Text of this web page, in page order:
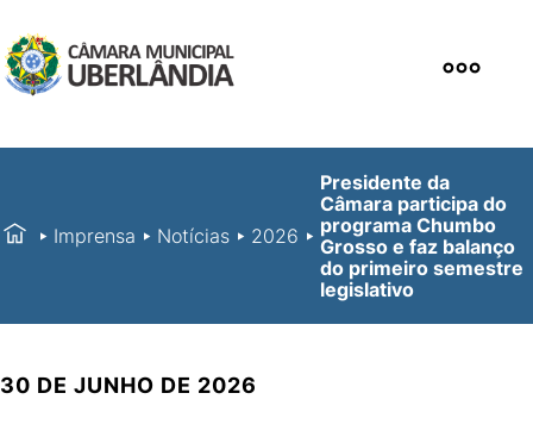
Imprensa Notícias 2026
Presidente da
Câmara participa do
programa Chumbo
Grosso e faz balanço
do primeiro semestre
legislativo
30 DE JUNHO DE 2026